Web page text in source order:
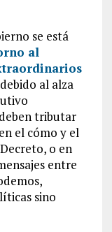
se está
al
al alza
tributar
el cómo y el
o en
entre
sino